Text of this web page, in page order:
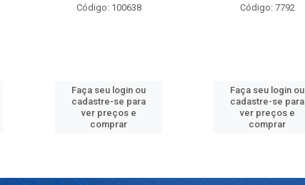
Código: 100638
Faça seu login ou
cadastre-se para
ver preços e
comprar
Código: 7792
Faça seu login ou
cadastre-se para
ver preços e
comprar